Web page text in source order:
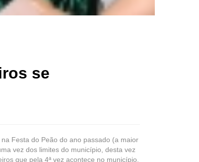
se
Festa do Peão do ano passado (a maior
vez dos limites do município, desta vez
que pela 4ª vez acontece no município.